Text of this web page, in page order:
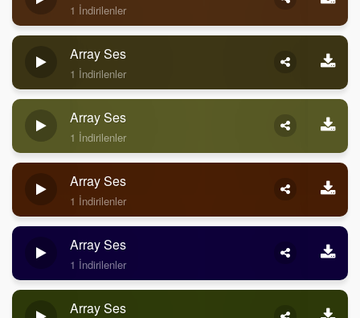
1 İndirilenler
Array Ses
1 İndirilenler
Array Ses
1 İndirilenler
Array Ses
1 İndirilenler
Array Ses
1 İndirilenler
Array Ses